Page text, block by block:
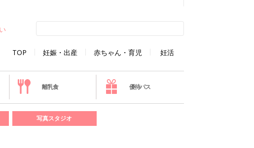
TOP 妊娠・出産 赤ちゃん・育児 妊活
離乳食 優待パス
写真スタジオ